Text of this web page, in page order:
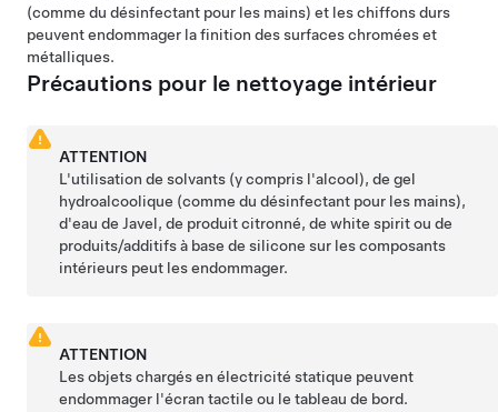
(comme du désinfectant pour les mains) et les chiffons durs
peuvent endommager la finition des surfaceschromées et
métalliques.
Précautions pour le nettoyage intérieur
ATTENTION
L'utilisation de solvants (y compris l'alcool), de gel
hydroalcoolique (comme du désinfectant pour les mains),
d'eau de Javel, de produit citronné, de white spirit ou de
produits/additifs à base de silicone sur les composants
intérieurs peut les endommager.
ATTENTION
Les objets chargés en électricité statique peuvent
endommager l'écran tactile ou le tableau de bord.